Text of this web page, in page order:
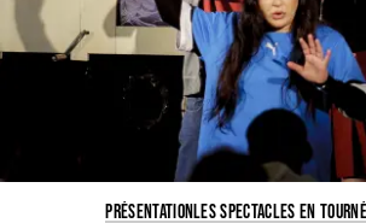
PRÉSENTATIONLES SPECTACLES EN